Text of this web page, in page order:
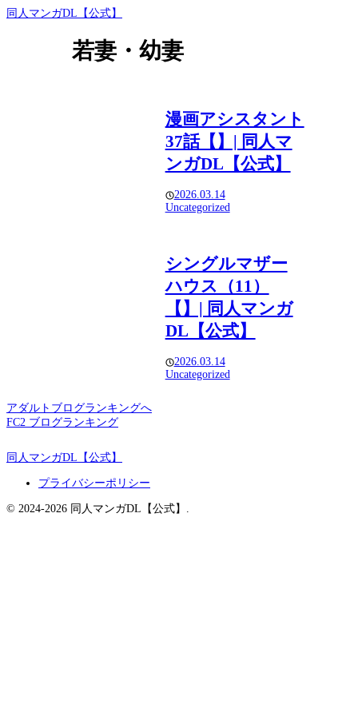
同人マンガDL【公式】
若妻・幼妻
漫画アシスタント
37話【】| 同人マ
ンガDL【公式】
2026.03.14
Uncategorized
シングルマザー
ハウス（11）
【】| 同人マンガ
DL【公式】
2026.03.14
Uncategorized
アダルトブログランキングへ
FC2 ブログランキング
同人マンガDL【公式】
プライバシーポリシー
© 2024-2026 同人マンガDL【公式】.